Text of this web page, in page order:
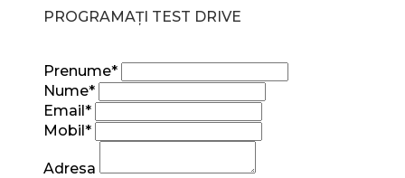
PROGRAMAȚI TEST DRIVE
Prenume*
Nume*
Email*
Mobil*
Adresa